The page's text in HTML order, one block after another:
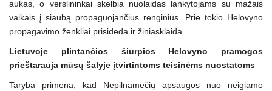
aukas, o verslininkai skelbia nuolaidas lankytojams su mažais
vaikais į siaubą propaguojančius renginius. Prie tokio Helovyno
propagavimo ženkliai prisideda ir žiniasklaida.
Lietuvoje plintančios šiurpios Helovyno pramogos
prieštarauja mūsų šalyje įtvirtintoms teisinėms nuostatoms
Taryba primena, kad Nepilnamečių apsaugos nuo neigiamo